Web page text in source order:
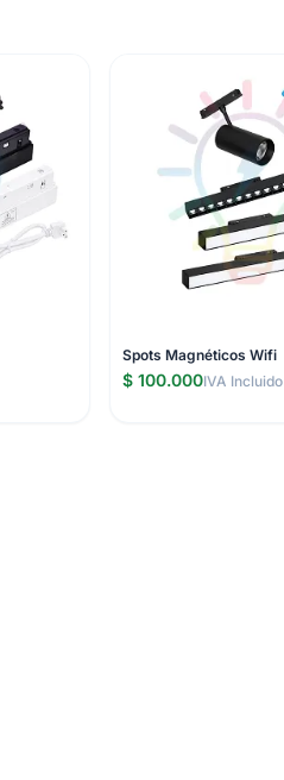
Spots Magnéticos Wifi
$ 100.000IVA Incluido